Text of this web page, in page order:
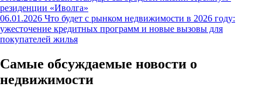
резиденции «Иволга»
06.01.2026 Что будет с рынком недвижимости в 2026 году:
ужесточение кредитных программ и новые вызовы для
покупателей жилья
Самые обсуждаемые новости о
недвижимости